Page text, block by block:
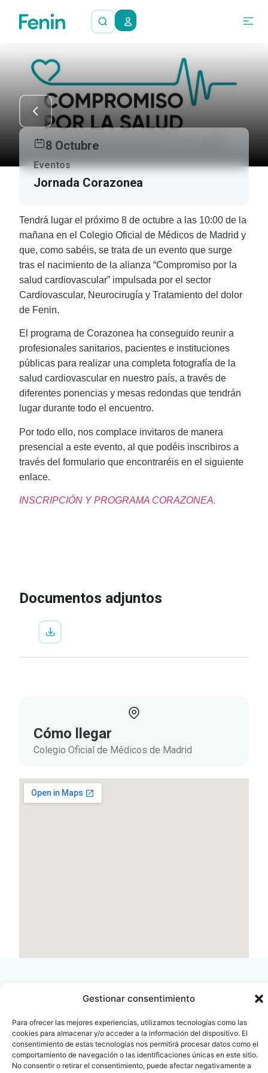
Gestionar consentimiento
Para ofrecer las mejores experiencias, utilizamos tecnologías como las
cookies para almacenar y/o acceder a la información del dispositivo. El
consentimiento de estas tecnologías nos permitirá procesar datos como el
comportamiento de navegación o las identificaciones únicas en este sitio.
No consentir o retirar el consentimiento, puede afectar negativamente a
8 Octubre
Eventos
Jornada Corazonea
Tendrá lugar el próximo 8 de octubre a las 10:00 de la
mañana en el Colegio Oficial de Médicos de Madrid y
que, como sabéis, se trata de un evento que surge
tras el nacimiento de la alianza “Compromiso por la
salud cardiovascular” impulsada por el sector
Cardiovascular, Neurocirugía y Tratamiento del dolor
de Fenin.
El programa de Corazonea ha conseguido reunir a
profesionales sanitarios, pacientes e instituciones
públicas para realizar una completa fotografía de la
salud cardiovascular en nuestro país, a través de
diferentes ponencias y mesas redondas que tendrán
lugar durante todo el encuentro.
Por todo ello, nos complace invitaros de manera
presencial a este evento, al que podéis inscribiros a
través del formulario que encontraréis en el siguiente
enlace.
INSCRIPCIÓN Y PROGRAMA CORAZONEA.
Documentos adjuntos
Cómo llegar
Colegio Oficial de Médicos de Madrid
Contacto
info@fenin.es
C/ Villanueva, 20 - 1-
28001
Oficina Barcelona
Travesera de Gracia, 56 -
1º, 3ª 08006
932 014 655